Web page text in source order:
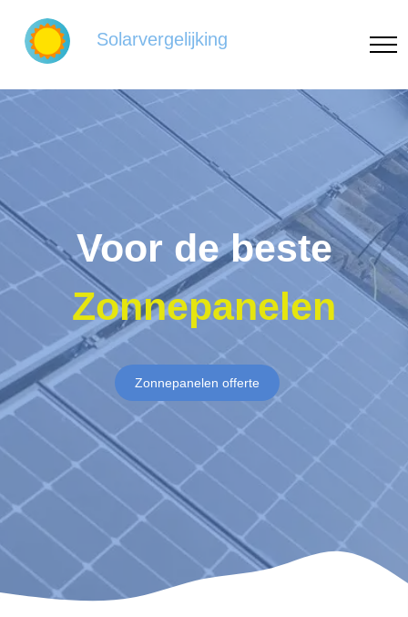
Solarvergelijking
Voor de beste
Zonnepanelen
Zonnepanelen offerte